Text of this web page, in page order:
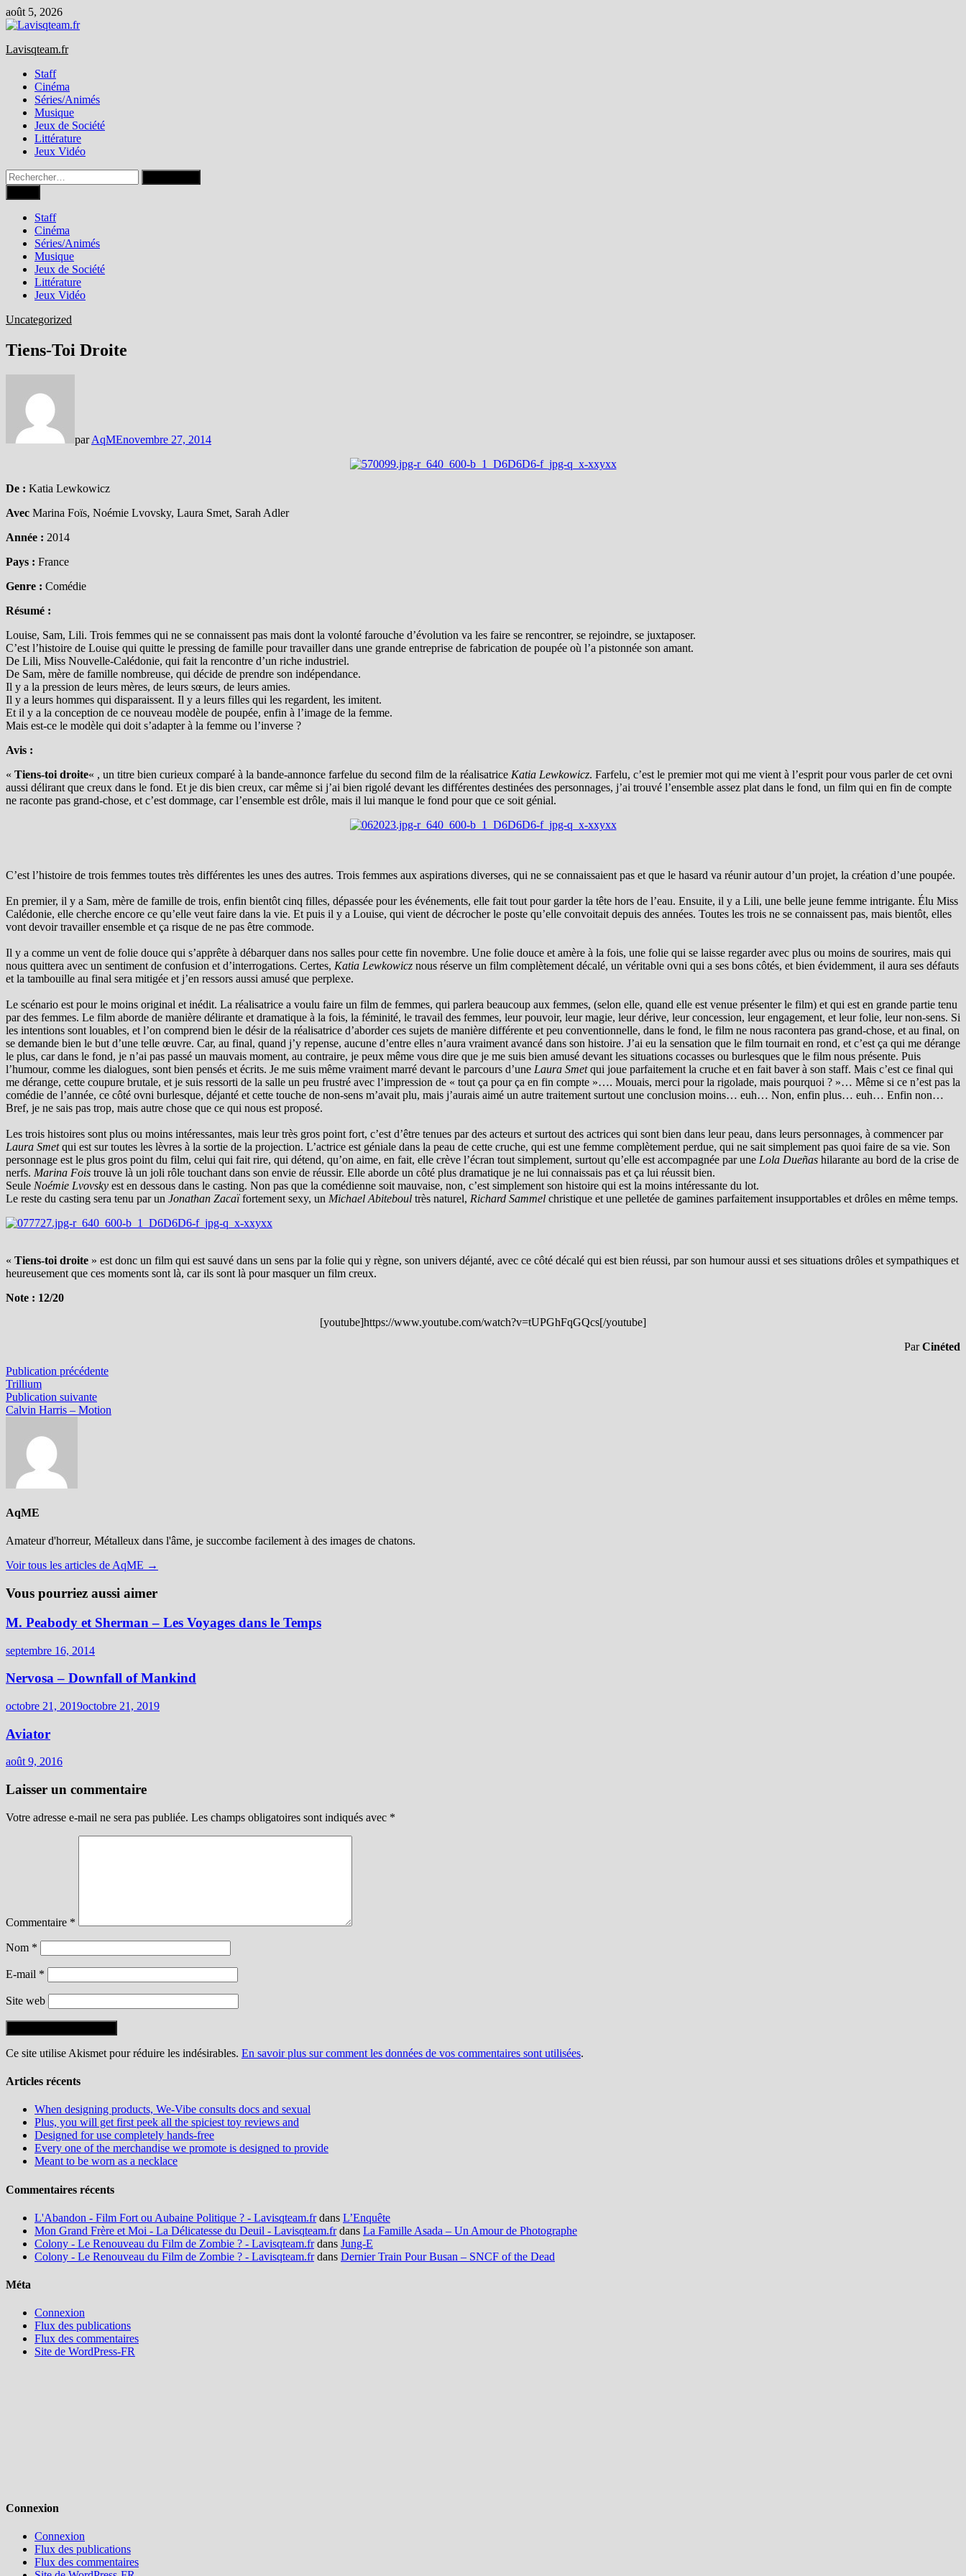
Passer
au
août 5, 2026
Lavisqteam.fr
Staff
Cinéma
Séries/Animés
Musique
Jeux de Société
Littérature
Jeux Vidéo
Rechercher :
Staff
Cinéma
Séries/Animés
Musique
Jeux de Société
Littérature
Jeux Vidéo
Uncategorized
Tiens-Toi Droite
parAqMEnovembre 27, 2014
De : Katia Lewkowicz
Avec Marina Foïs, Noémie Lvovsky, Laura Smet, Sarah Adler
Année : 2014
Pays : France
Genre : Comédie
Résumé :
Louise, Sam, Lili. Trois femmes qui ne se connaissent pas mais dont la volonté farouche d’évolution va les faire se rencontrer, se rejoindre, se juxtaposer.
C’est l’histoire de Louise qui quitte le pressing de famille pour travailler dans une grande entreprise de fabrication de poupée où l’a pistonnée son amant.
De Lili, Miss Nouvelle-Calédonie, qui fait la rencontre d’un riche industriel.
De Sam, mère de famille nombreuse, qui décide de prendre son indépendance.
Il y a la pression de leurs mères, de leurs sœurs, de leurs amies.
Il y a leurs hommes qui disparaissent. Il y a leurs filles qui les regardent, les imitent.
Et il y a la conception de ce nouveau modèle de poupée, enfin à l’image de la femme.
Mais est-ce le modèle qui doit s’adapter à la femme ou l’inverse ?
Avis :
« Tiens-toi droite« , un titre bien curieux comparé à la bande-annonce farfelue du second film de la réalisatrice Katia Lewkowicz. Farfelu, c’est le premier mot qui me vient à l’esprit pour vous parler de cet ovni
aussi délirant que creux dans le fond. Et je dis bien creux, car même si j’ai bien rigolé devant les différentes destinées des personnages, j’ai trouvé l’ensemble assez plat dans le fond, un film qui en fin de compte
ne raconte pas grand-chose, et c’est dommage, car l’ensemble est drôle, mais il lui manque le fond pour que ce soit génial.
C’est l’histoire de trois femmes toutes très différentes les unes des autres. Trois femmes aux aspirations diverses, qui ne se connaissaient pas et que le hasard va réunir autour d’un projet, la création d’une poupée.
En premier, il y a Sam, mère de famille de trois, enfin bientôt cinq filles, dépassée pour les événements, elle fait tout pour garder la tête hors de l’eau. Ensuite, il y a Lili, une belle jeune femme intrigante. Élu Miss
Calédonie, elle cherche encore ce qu’elle veut faire dans la vie. Et puis il y a Louise, qui vient de décrocher le poste qu’elle convoitait depuis des années. Toutes les trois ne se connaissent pas, mais bientôt, elles
vont devoir travailler ensemble et ça risque de ne pas être commode.
Il y a comme un vent de folie douce qui s’apprête à débarquer dans nos salles pour cette fin novembre. Une folie douce et amère à la fois, une folie qui se laisse regarder avec plus ou moins de sourires, mais qui
nous quittera avec un sentiment de confusion et d’interrogations. Certes, Katia Lewkowicz nous réserve un film complètement décalé, un véritable ovni qui a ses bons côtés, et bien évidemment, il aura ses défauts
et la tambouille au final sera mitigée et j’en ressors aussi amusé que perplexe.
Le scénario est pour le moins original et inédit. La réalisatrice a voulu faire un film de femmes, qui parlera beaucoup aux femmes, (selon elle, quand elle est venue présenter le film) et qui est en grande partie tenu
par des femmes. Le film aborde de manière délirante et dramatique à la fois, la féminité, le travail des femmes, leur pouvoir, leur magie, leur dérive, leur concession, leur engagement, et leur folie, leur non-sens. Si
les intentions sont louables, et l’on comprend bien le désir de la réalisatrice d’aborder ces sujets de manière différente et peu conventionnelle, dans le fond, le film ne nous racontera pas grand-chose, et au final, on
se demande bien le but d’une telle œuvre. Car, au final, quand j’y repense, aucune d’entre elles n’aura vraiment avancé dans son histoire. J’ai eu la sensation que le film tournait en rond, et c’est ça qui me dérange
le plus, car dans le fond, je n’ai pas passé un mauvais moment, au contraire, je peux même vous dire que je me suis bien amusé devant les situations cocasses ou burlesques que le film nous présente. Puis
l’humour, comme les dialogues, sont bien pensés et écrits. Je me suis même vraiment marré devant le parcours d’une Laura Smetqui joue parfaitement la cruche et en fait baver à son staff. Mais c’est ce final qui
me dérange, cette coupure brutale, et je suis ressorti de la salle un peu frustré avec l’impression de « tout ça pour ça en fin compte »…. Mouais, merci pour la rigolade, mais pourquoi ? »… Même si ce n’est pas la
comédie de l’année, ce côté ovni burlesque, déjanté et cette touche de non-sens m’avait plu, mais j’aurais aimé un autre traitement surtout une conclusion moins… euh… Non, enfin plus… euh… Enfin non…
Bref, je ne sais pas trop, mais autre chose que ce qui nous est proposé.
Les trois histoires sont plus ou moins intéressantes, mais leur très gros point fort, c’est d’être tenues par des acteurs et surtout des actrices qui sont bien dans leur peau, dans leurs personnages, à commencer par
Laura Smetqui est sur toutes les lèvres à la sortie de la projection. L’actrice est géniale dans la peau de cette cruche, qui est une femme complètement perdue, qui ne sait simplement pas quoi faire de sa vie. Son
personnage est le plus gros point du film, celui qui fait rire, qui détend, qu’on aime, en fait, elle crève l’écran tout simplement, surtout qu’elle est accompagnée par une Lola Dueñas hilarante au bord de la crise de
nerfs. Marina Fois trouve là un joli rôle touchant dans son envie de réussir. Elle aborde un côté plus dramatique je ne lui connaissais pas et ça lui réussit bien.
Seule Noémie Lvovsky est en dessous dans le casting. Non pas que la comédienne soit mauvaise, non, c’est simplement son histoire qui est la moins intéressante du lot.
Le reste du casting sera tenu par un Jonathan Zacaïfortement sexy, un Michael Abiteboul très naturel, Richard Sammel christique et une pelletée de gamines parfaitement insupportables et drôles en même temps.
« Tiens-toi droite » est donc un film qui est sauvé dans un sens par la folie qui y règne, son univers déjanté, avec ce côté décalé qui est bien réussi, par son humour aussi et ses situations drôles et sympathiques et
heureusement que ces moments sont là, car ils sont là pour masquer un film creux.
Note : 12/20
[youtube]https://www.youtube.com/watch?v=tUPGhFqGQcs[/youtube]
ParCinéted
Navigation
de
l’article
Publication précédentePublication
Trillium
Publication suivantePublication
suivante :
Calvin Harris – Motion
AqME
Amateur d'horreur, Métalleux dans l'âme, je succombe facilement à des images de chatons.
Voir tous les articles de AqME →
Vous pourriez aussi aimer
M. Peabody et Sherman – Les Voyages dans le Temps
septembre 16, 2014
Nervosa – Downfall of Mankind
octobre 21, 2019octobre 21, 2019
Aviator
août 9, 2016
Laisser un commentaire
Votre adresse e-mail ne sera pas publiée. Les champs obligatoires sont indiqués avec *
Commentaire *
Nom *
E-mail *
Site web
Ce site utilise Akismet pour réduire les indésirables. En savoir plus sur comment les données de vos commentaires sont utilisées.
Articles récents
When designing products, We-Vibe consults docs and sexual
Plus, you will get first peek all the spiciest toy reviews and
Designed for use completely hands-free
Every one of the merchandise we promote is designed to provide
Meant to be worn as a necklace
Commentaires récents
L'Abandon - Film Fort ou Aubaine Politique ? - Lavisqteam.frdans L’Enquête
Mon Grand Frère et Moi - La Délicatesse du Deuil - Lavisqteam.frdans La Famille Asada – Un Amour de Photographe
Colony - Le Renouveau du Film de Zombie ? - Lavisqteam.frdans Jung-E
Colony - Le Renouveau du Film de Zombie ? - Lavisqteam.frdans Dernier Train Pour Busan – SNCF of the Dead
Méta
Connexion
Flux des publications
Flux des commentaires
Site de WordPress-FR
Connexion
Connexion
Flux des publications
Flux des commentaires